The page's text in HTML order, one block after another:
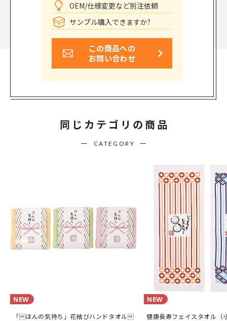
OEM/仕様変更など別注依頼
サンプル購入できますか?
この商品への
お問い合わせ
同じカテゴリの商品
CATEGORY
NEW
「ほんの気持ち」花結びハンドタオル
NEW
健康長寿フェイスタオル（